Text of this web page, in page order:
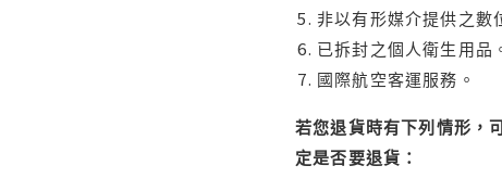
非以有形媒介提供之數
已拆封之個人衛生用品
國際航空客運服務。
若您退貨時有下列情形，
定是否要退貨：